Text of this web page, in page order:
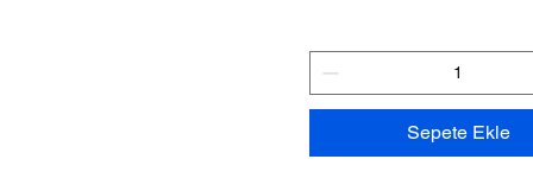
Sepete Ekle